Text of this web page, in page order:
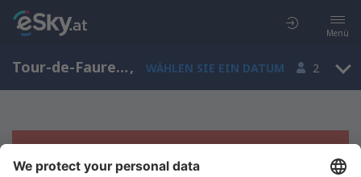
Menü
Tour-de-Faure, Midi-Pyrenees, Frankreich, WÄHLEN SIE EIN DATUM 2